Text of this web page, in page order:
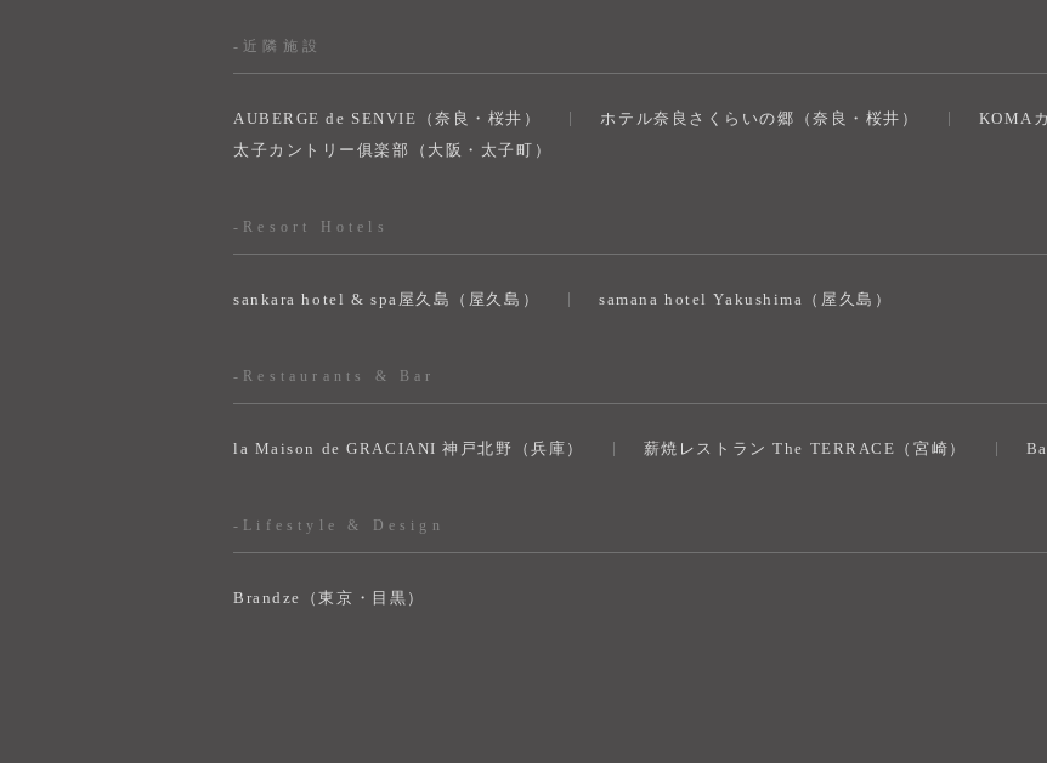
-近隣施設
AUBERGE de SENVIE（奈良・桜井） ホテル奈良さくらいの郷（奈良・桜井）
KOMA
太子カントリー俱楽部（大阪・太子町）
-Resort Hotels
sankara hotel & spa屋久島（屋久島） samana hotel Yakushima（屋久島）
-Restaurants & Bar
la Maison de GRACIANI 神戸北野（兵庫） 薪焼レストラン The TERRACE（宮崎）
-Lifestyle & Design
Brandze（東京・目黒）